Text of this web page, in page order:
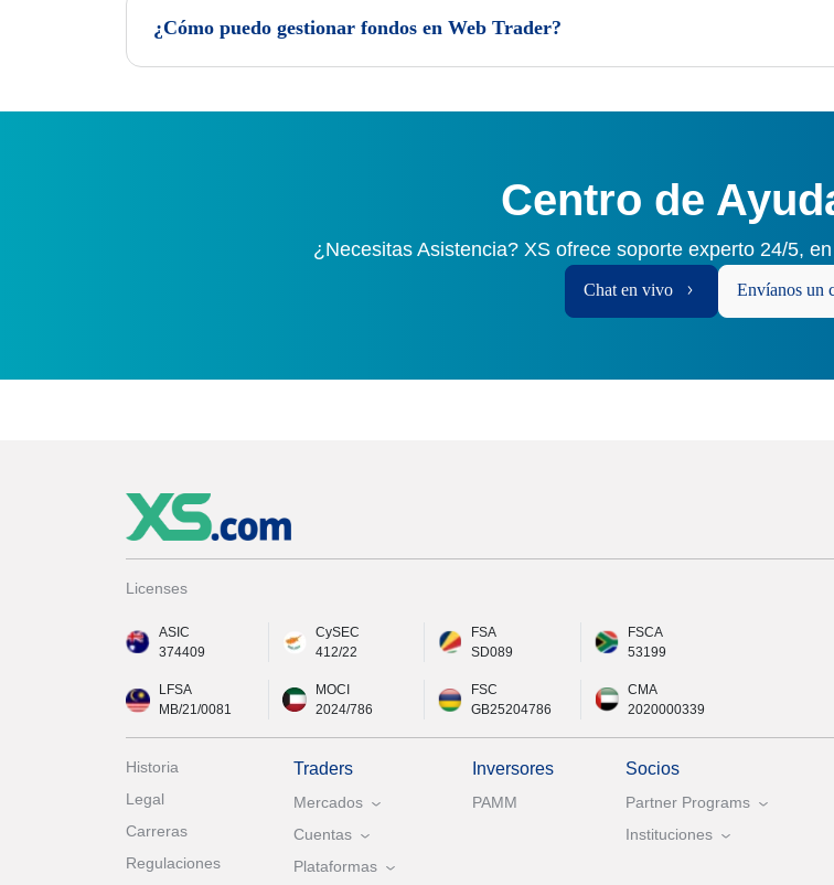
¿Cómo puedo gestionar fondos en Web Trader?
Centro de
¿Necesitas Asistencia? XS ofrece soporte experto 24/5,
Chat en vivo Envíanos un
Licenses
ASIC
374409
CySEC
412/22
FSA
SD089
FSCA
53199
LFSA
MB/21/0081
MOCI
2024/786
FSC
GB25204786
CMA
2020000339
Historia
Legal
Carreras
Regulaciones
Traders
Mercados
Cuentas
Plataformas
Inversores
PAMM
Socios
Partner Programs
Instituciones